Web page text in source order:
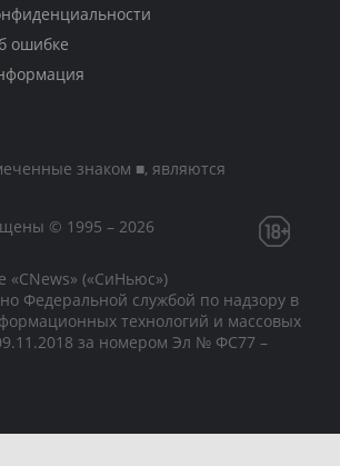
ошибке
знаком ■, являются
© 1995 – 2026
«CNews» («СиНьюс»)
Федеральной службой по надзору в
технологий и массовых
за номером Эл № ФС77 –